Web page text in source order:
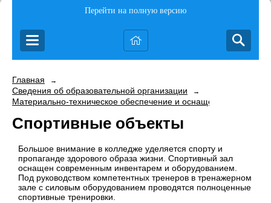
Перейти на полную версию
Главная →
Сведения об образовательной организации →
Материально-техническое обеспечение и оснащенность
Спортивные объекты
Большое внимание в колледже уделяется спорту и
пропаганде здорового образа жизни. Спортивный зал
оснащен современным инвентарем и оборудованием.
Под руководством компетентных тренеров в тренажерном
зале с силовым оборудованием проводятся полноценные
спортивные тренировки.